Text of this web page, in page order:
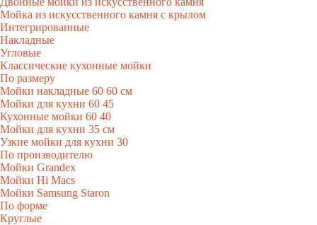
Мойка из искусственного камня с крылом
Интегрированные
Накладные
Угловые
Классические кухонные мойки
По размеру
Мойки накладные 60 60 см
Мойки для кухни 60 45
Кухонные мойки 60 40
Мойки для кухни 35 см
Узкие мойки для кухни 30
По производителю
Мойки Grandex
Мойки Hi Macs
Мойки Samsung Staron
По форме
Круглые